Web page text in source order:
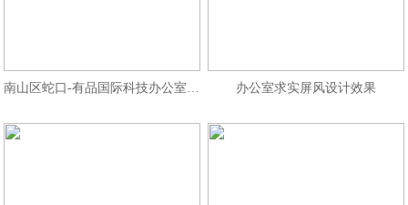
南山区蛇口-有品国际科技办公室装修 办公室求实屏风设计效果